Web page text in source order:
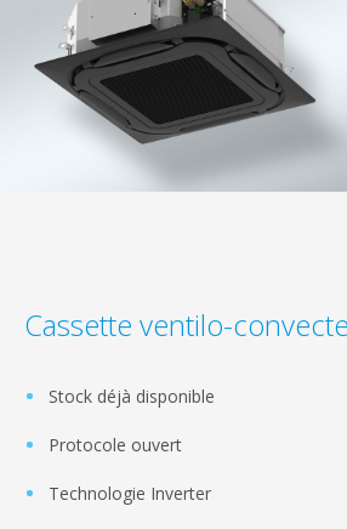
Cassette ventilo-
Stock déjà disponible
Protocole ouvert
Technologie Inverter